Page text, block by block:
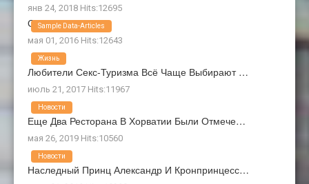
янв 24, 2018 Hits:12695
О Нас
мая 01, 2016 Hits:12643
Sample Data-Articles
Любители Секс-Туризма Всё Чаще Выбирают …
июль 21, 2017 Hits:11967
Жизнь
Еще Два Ресторана В Хорватии Были Отмече…
мая 26, 2019 Hits:10560
Новости
Наследный Принц Александр И Кронпринцесс…
Новости